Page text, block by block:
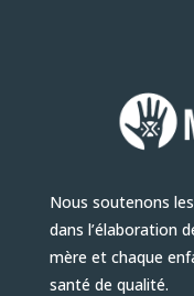
Nous soutenons
dans l’élaboration
mère et chaque
santé de qualité.